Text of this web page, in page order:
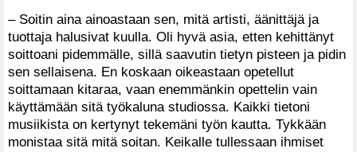
– Soitin aina ainoastaan sen, mitä artisti, äänittäjä ja
tuottaja halusivat kuulla. Oli hyvä asia, etten kehittänyt
soittoani pidemmälle, sillä saavutin tietyn pisteen ja pidin
sen sellaisena. En koskaan oikeastaan opetellut
soittamaan kitaraa, vaan enemmänkin opettelin vain
käyttämään sitä työkaluna studiossa. Kaikki tietoni
musiikista on kertynyt tekemäni työn kautta. Tykkään
monistaa sitä mitä soitan. Keikalle tullessaan ihmiset